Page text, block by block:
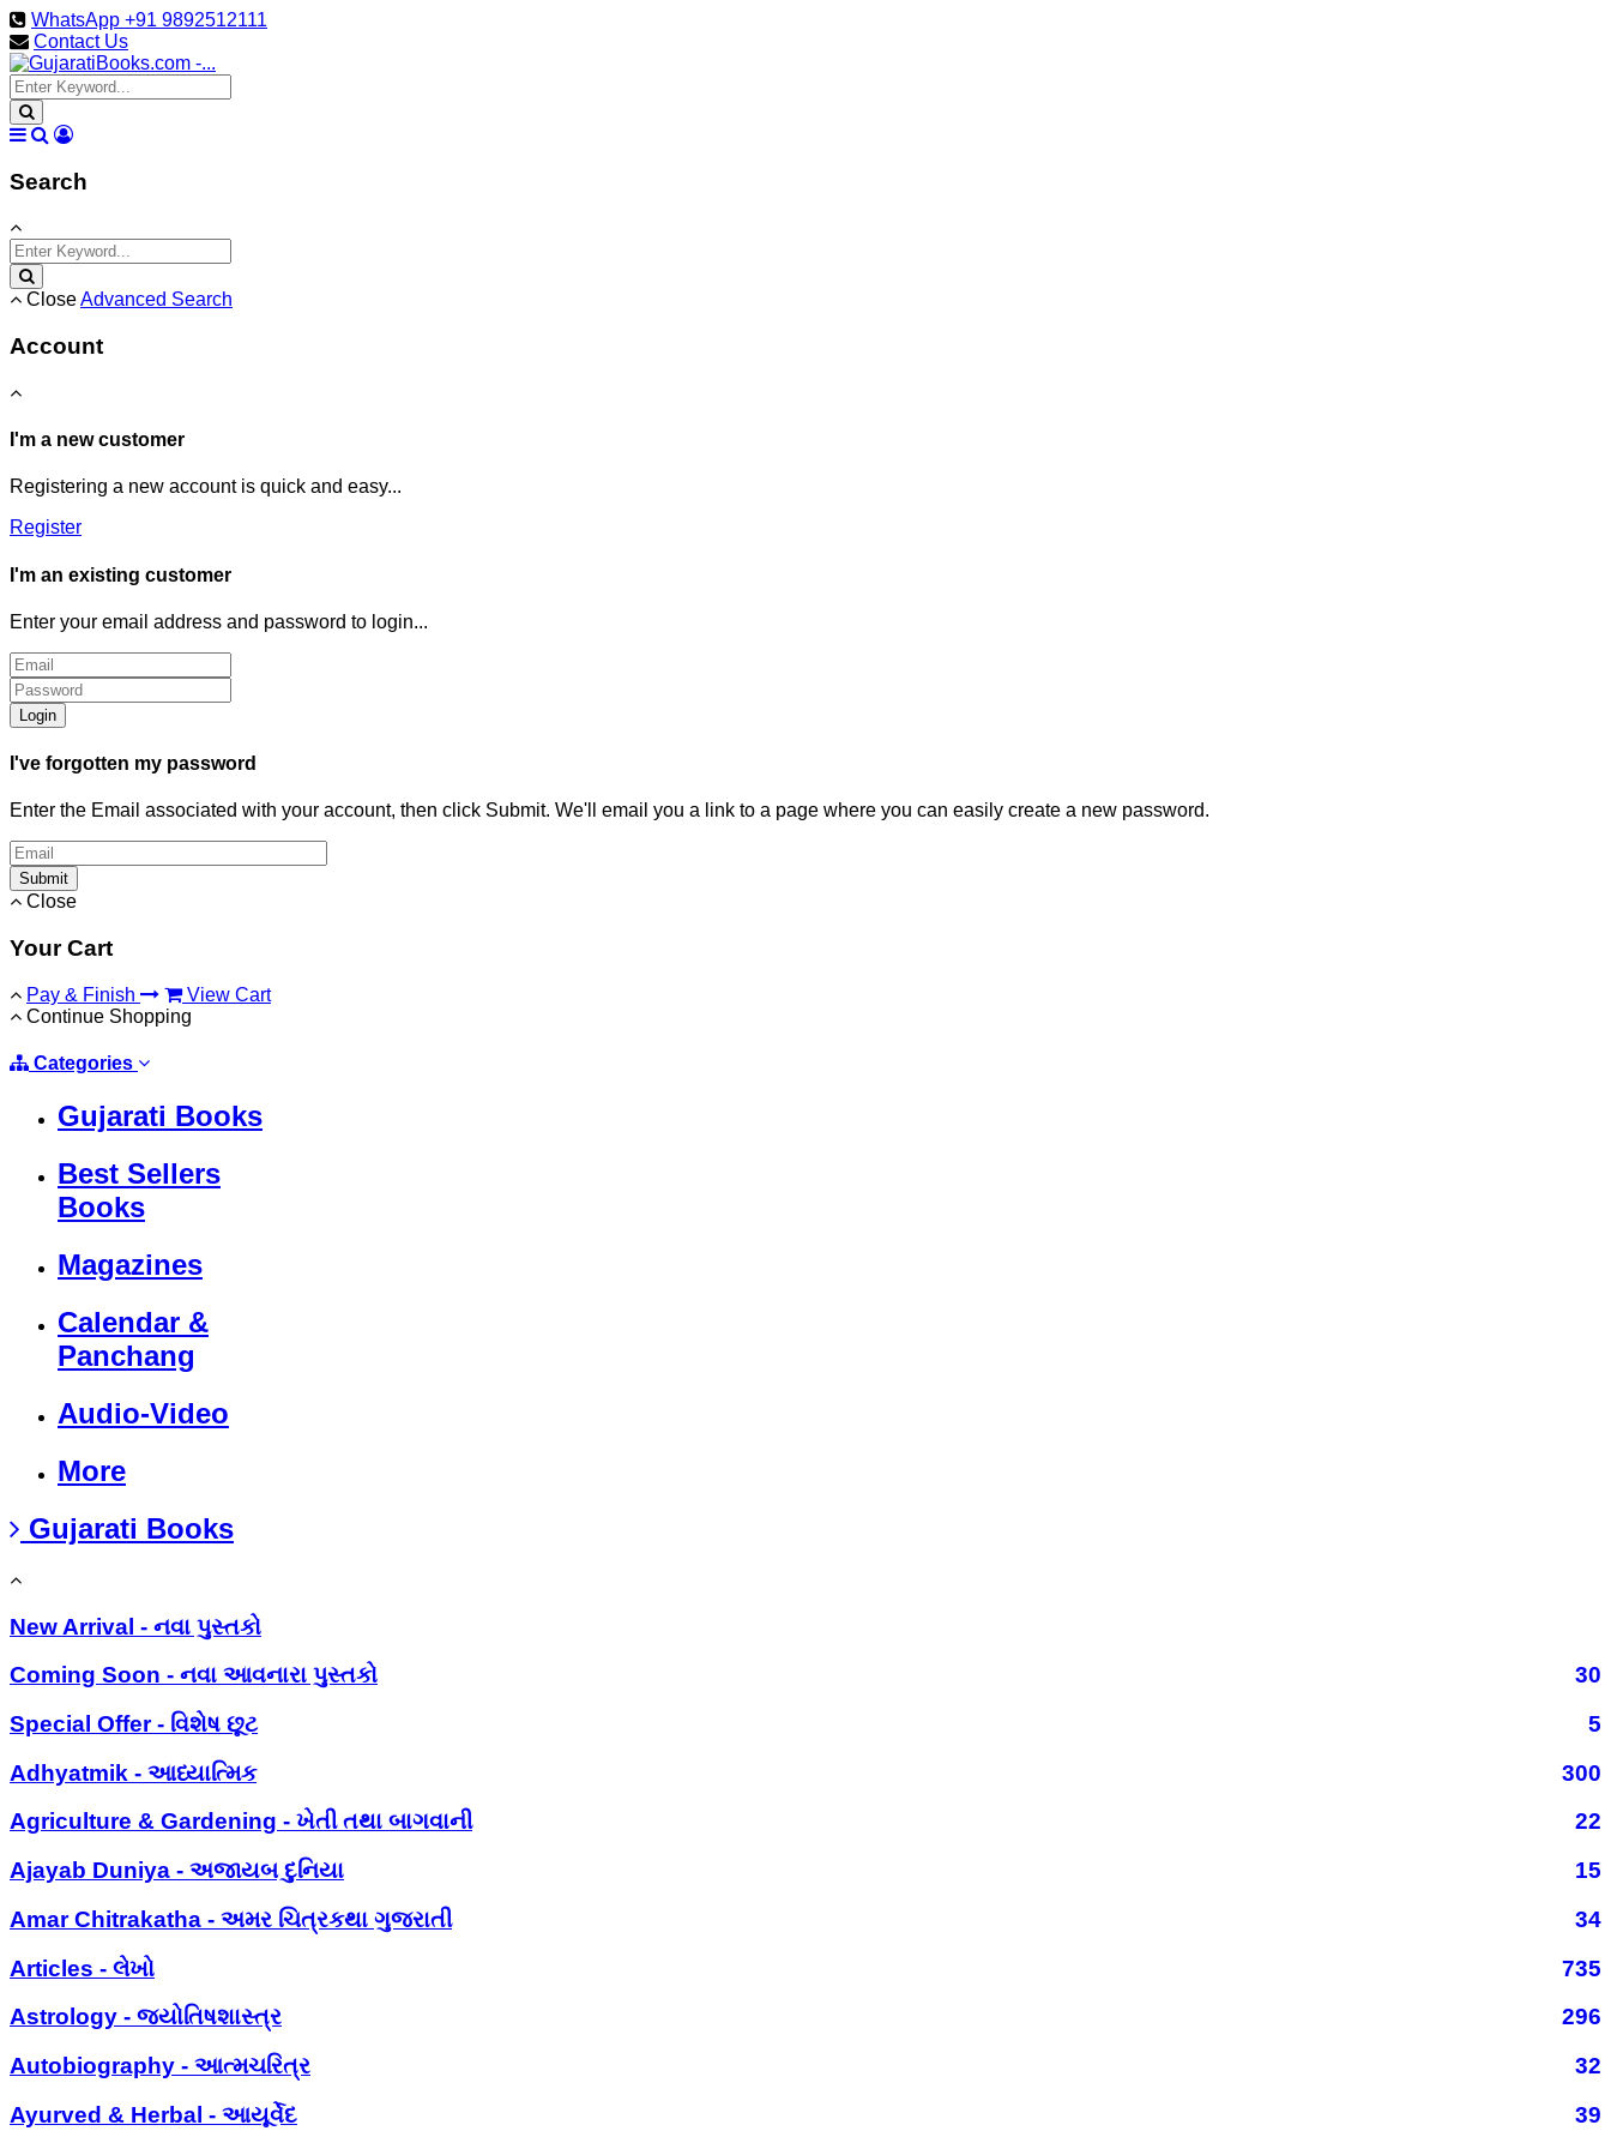
WhatsApp +91 9892512111
Contact Us
Search
CloseAdvanced Search
Account
I'm a new customer
Registering a new account is quick and easy...
Register
I'm an existing customer
Enter your email address and password to login...
Login
I've forgotten my password
Enter the Email associated with your account, then click Submit. We'll email you a link to a page where you can easily create a new password.
Submit
Close
Your Cart
Pay & Finish
View Cart
Continue Shopping
Categories
Gujarati Books
Best Sellers
Books
Magazines
Calendar &
Panchang
Audio-Video
More
Gujarati Books
New Arrival - નવા પુસ્તકો
Coming Soon - નવા આવનારા પુસ્તકો
30
Special Offer - વિશેષ છૂટ
5
Adhyatmik - આધ્યાત્મિક
300
Agriculture & Gardening - ખેતી તથા બાગવાની
22
Ajayab Duniya - અજાયબ દુનિયા
15
Amar Chitrakatha - અમર ચિત્રકથા ગુજરાતી
34
Articles - લેખો
735
Astrology - જ્યોતિષશાસ્ત્ર
296
Autobiography - આત્મચરિત્ર
32
Ayurved & Herbal - આયૂર્વેદ
39